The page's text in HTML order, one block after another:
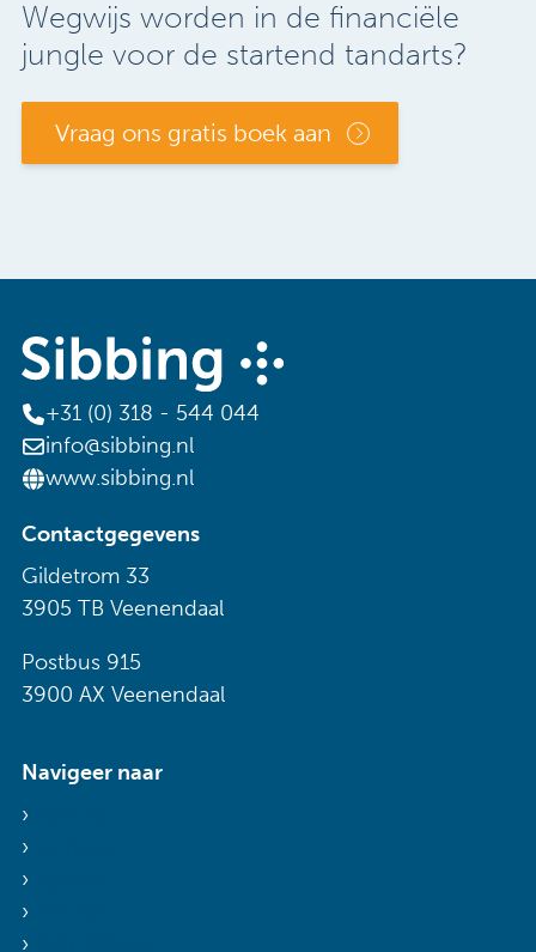
Wegwijs worden in de financiële
jungle voor de startend tandarts?
Vraag ons gratis boek aan
+31 (0) 318 - 544 044
info@sibbing.nl
www.sibbing.nl
Contactgegevens
Gildetrom 33
3905 TB Veenendaal
Postbus 915
3900 AX Veenendaal
Navigeer naar